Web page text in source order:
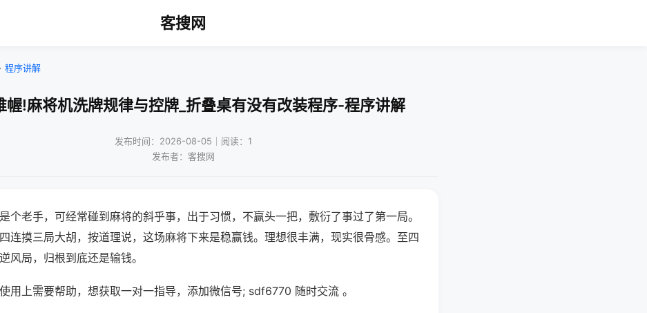
客搜网
程序讲解
幄!麻将机洗牌规律与控牌_折叠桌有没有改装程序-程序讲解
发布时间：2026-08-05｜阅读：1
发布者：客搜网
个老手，可经常碰到麻将的斜乎事，出于习惯，不赢头一把，敷衍了事过了第一局。
连摸三局大胡，按道理说，这场麻将下来是稳赢钱。理想很丰满，现实很骨感。至四
风局，归根到底还是输钱。
用上需要帮助，想获取一对一指导，添加微信号; sdf6770 随时交流 。